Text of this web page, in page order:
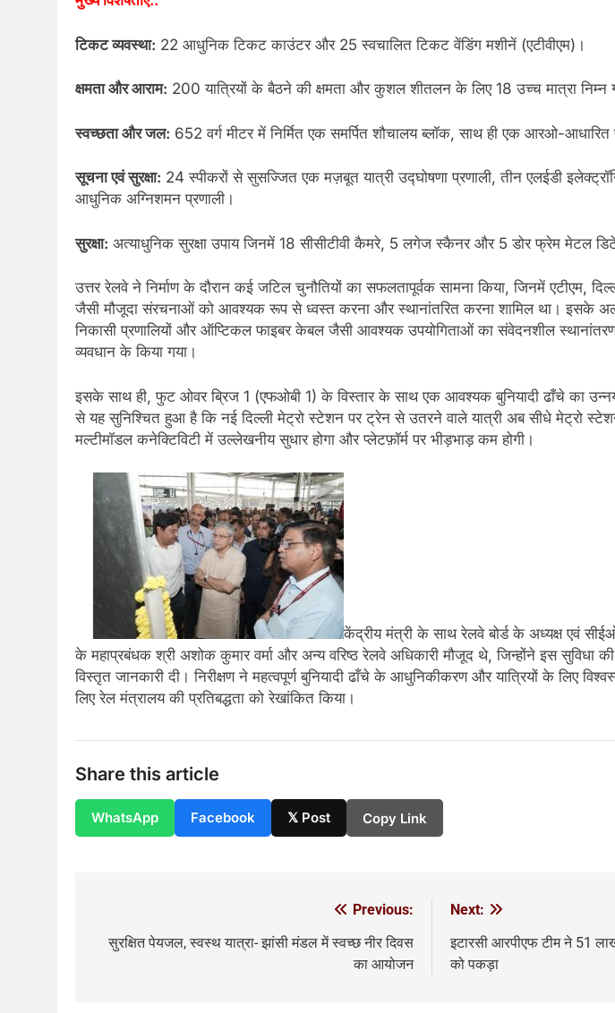
टिकट व्यवस्था: 22 आधुनिक टिकट काउंटर और 25 स्वचालित टिकट वेंडिंग मशीनें (एटीवीएम)।
क्षमता और आराम: 200 यात्रियों के बैठने की क्षमता और कुशल शीतलन के लिए 18 उच्च मात्रा निम्न
स्वच्छता और जल: 652 वर्ग मीटर में निर्मित एक समर्पित शौचालय ब्लॉक, साथ ही एक आरओ-
सूचना एवं सुरक्षा: 24 स्पीकरों से सुसज्जित एक मज़बूत यात्री उद्घोषणा प्रणाली, तीन एलईडी
आधुनिक अग्निशमन प्रणाली।
सुरक्षा: अत्याधुनिक सुरक्षा उपाय जिनमें 18 सीसीटीवी कैमरे, 5 लगेज स्कैनर और 5 डोर फ्रेम मेटल
उत्तर रेलवे ने निर्माण के दौरान कई जटिल चुनौतियों का सफलतापूर्वक सामना किया, जिनमें एटीएम,
जैसी मौजूदा संरचनाओं को आवश्यक रूप से ध्वस्त करना और स्थानांतरित करना शामिल था। इसके
निकासी प्रणालियों और ऑप्टिकल फाइबर केबल जैसी आवश्यक उपयोगिताओं का संवेदनशील
व्यवधान के किया गया।
इसके साथ ही, फुट ओवर ब्रिज 1 (एफओबी 1) के विस्तार के साथ एक आवश्यक बुनियादी ढाँचे का
से यह सुनिश्चित हुआ है कि नई दिल्ली मेट्रो स्टेशन पर ट्रेन से उतरने वाले यात्री अब सीधे मेट्रो
मल्टीमॉडल कनेक्टिविटी में उल्लेखनीय सुधार होगा और प्लेटफ़ॉर्म पर भीड़भाड़ कम होगी।
केंद्रीय मंत्री के साथ रेलवे बोर्ड के अध्यक्ष एवं
के महाप्रबंधक श्री अशोक कुमार वर्मा और अन्य वरिष्ठ रेलवे अधिकारी मौजूद थे, जिन्होंने इस सुविधा की
विस्तृत जानकारी दी। निरीक्षण ने महत्वपूर्ण बुनियादी ढाँचे के आधुनिकीकरण और यात्रियों के लिए
लिए रेल मंत्रालय की प्रतिबद्धता को रेखांकित किया।
Share this article
WhatsApp Facebook 𝕏 Post Copy Link
navigation
Previous:
सुरक्षित पेयजल, स्वस्थ यात्रा- झांसी मंडल में स्वच्छ नीर दिवस
का आयोजन
Next:
इटारसी आरपीएफ टीम ने 51
को पकड़ा